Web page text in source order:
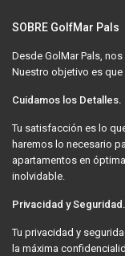
SOBRE GolfMar Pals
Desde GolMar Pals,
Nuestro objetivo es
Cuidamos los Detalles.
Tu satisfacción es lo
haremos lo necesario
apartamentos en
inolvidable.
Privacidad y Seguridad.
Tu privacidad y
la máxima